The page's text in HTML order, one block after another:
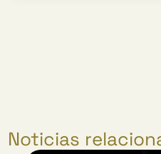
Noticias